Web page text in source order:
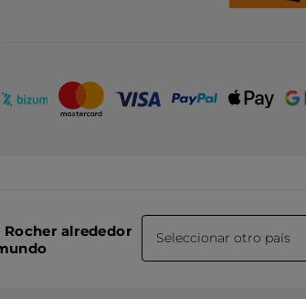
Rocher alrededor
Seleccionar otro país